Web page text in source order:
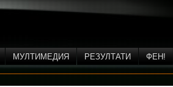
МУЛТИМЕДИЯ РЕЗУЛТАТИ ФЕН!